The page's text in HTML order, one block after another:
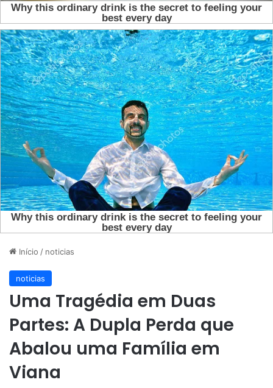
Início / noticias
noticias
Uma Tragédia em Duas
Partes: A Dupla Perda que
Abalou uma Família em
Viana